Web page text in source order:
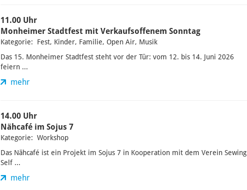
11.00 Uhr
Monheimer Stadtfest mit Verkaufsoffenem Sonntag
Kategorie: Fest, Kinder, Familie, Open Air, Musik
Das 15. Monheimer Stadtfest steht vor der Tür: vom 12. bis 14. Juni 2026
feiern ...
mehr
14.00 Uhr
Nähcafé im Sojus 7
Kategorie: Workshop
Das Nähcafé ist ein Projekt im Sojus 7 in Kooperation mit dem Verein Sewing
Self ...
mehr